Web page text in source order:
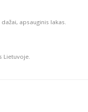
apsauginis lakas.